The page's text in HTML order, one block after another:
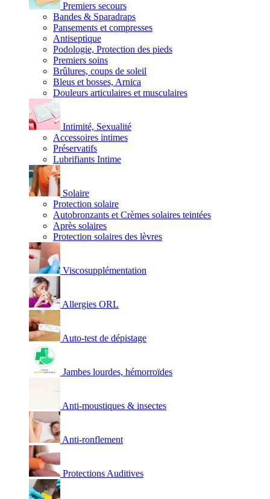
Premiers secours
Bandes & Sparadraps
Pansements et compresses
Antiseptique
Podologie, Protection des pieds
Premiers soins
Brûlures, coups de soleil
Bleus et bosses, Arnica
Douleurs articulaires et musculaires
Intimité, Sexualité
Accessoires intimes
Préservatifs
Lubrifiants Intime
Solaire
Protection solaire
Autobronzants et Crèmes solaires teintées
Après solaires
Protection solaires des lèvres
Viscosupplémentation
Allergies ORL
Auto-test de dépistage
Jambes lourdes, hémorroïdes
Anti-moustiques & insectes
Anti-ronflement
Protections Auditives